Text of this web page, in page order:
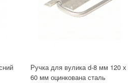
Ручка для вулика d-8 мм 120 х
60 мм оцинкована сталь